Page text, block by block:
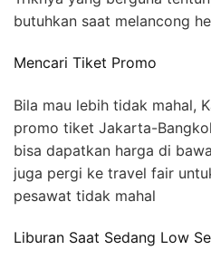
butuhkan saat melancong
Mencari Tiket Promo
Bila mau lebih tidak mahal,
promo tiket Jakarta-
bisa dapatkan harga di
juga pergi ke travel fair
pesawat tidak mahal
Liburan Saat Sedang Low